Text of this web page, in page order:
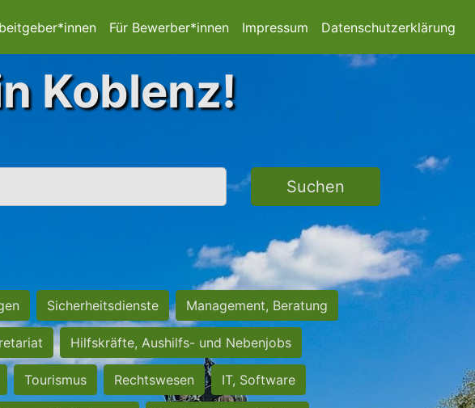
Für Bewerber*innen Impressum Datenschutzerklärung
Koblenz!
Suchen
Sicherheitsdienste Management, Beratung
Hilfskräfte, Aushilfs- und Nebenjobs
Tourismus Rechtswesen IT, Software